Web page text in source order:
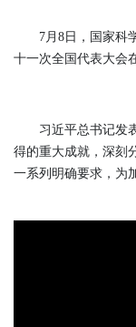
7月8日，国家科学
十一次全国代表大会
习近平总书记发表
得的重大成就，深刻
一系列明确要求，为